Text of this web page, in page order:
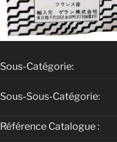
Sous-Catégorie:
Sous-Sous-Catégorie:
Référence Catalogue :